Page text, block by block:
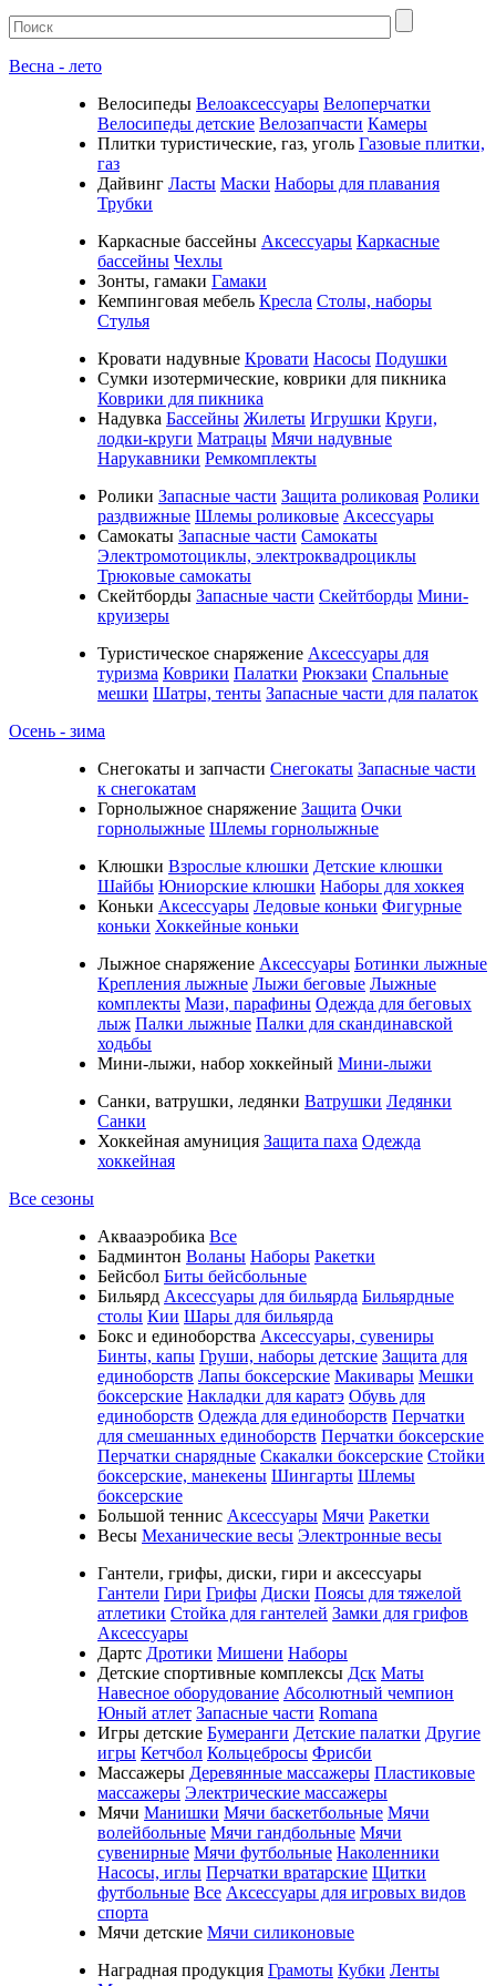
Весна - лето
Велосипеды Велоаксессуары Велоперчатки
Велосипеды детские Велозапчасти Камеры
Плитки туристические, газ, уголь Газовые плитки,
газ
Дайвинг Ласты Маски Наборы для плавания
Трубки
Каркасные бассейны Аксессуары Каркасные
бассейны Чехлы
Зонты, гамаки Гамаки
Кемпинговая мебель Кресла Столы, наборы
Стулья
Кровати надувные Кровати Насосы Подушки
Cумки изотермические, коврики для пикника
Коврики для пикника
Надувка Бассейны Жилеты Игрушки Круги,
лодки-круги Матрацы Мячи надувные
Нарукавники Ремкомплекты
Ролики Запасные части Защита роликовая Ролики
раздвижные Шлемы роликовые Аксессуары
Самокаты Запасные части Самокаты
Электромотоциклы, электроквадроциклы
Трюковые самокаты
Скейтборды Запасные части Скейтборды Мини-
круизеры
Туристическое снаряжение Аксессуары для
туризма Коврики Палатки Рюкзаки Спальные
мешки Шатры, тенты Запасные части для палаток
Осень - зима
Cнегокаты и запчасти Снегокаты Запасные части
к снегокатам
Горнолыжное снаряжение Защита Очки
горнолыжные Шлемы горнолыжные
Клюшки Взрослые клюшки Детские клюшки
Шайбы Юниорские клюшки Наборы для хоккея
Коньки Аксессуары Ледовые коньки Фигурные
коньки Хоккейные коньки
Лыжное снаряжение Аксессуары Ботинки лыжные
Крепления лыжные Лыжи беговые Лыжные
комплекты Мази, парафины Одежда для беговых
лыж Палки лыжные Палки для скандинавской
ходьбы
Мини-лыжи, набор хоккейный Мини-лыжи
Санки, ватрушки, ледянки Ватрушки Ледянки
Санки
Хоккейная амуниция Защита паха Одежда
хоккейная
Все сезоны
Аквааэробика Все
Бадминтон Воланы Наборы Ракетки
Бейсбол Биты бейсбольные
Бильярд Аксессуары для бильярда Бильярдные
столы Кии Шары для бильярда
Бокс и единоборства Аксессуары, сувениры
Бинты, капы Груши, наборы детские Защита для
единоборств Лапы боксерские Макивары Мешки
боксерские Накладки для каратэ Обувь для
единоборств Одежда для единоборств Перчатки
для смешанных единоборств Перчатки боксерские
Перчатки снарядные Скакалки боксерские Стойки
боксерские, манекены Шингарты Шлемы
боксерские
Большой теннис Аксессуары Мячи Ракетки
Весы Механические весы Электронные весы
Гантели, грифы, диски, гири и аксессуары
Гантели Гири Грифы Диски Поясы для тяжелой
атлетики Стойка для гантелей Замки для грифов
Аксессуары
Дартс Дротики Мишени Наборы
Детские спортивные комплексы Дск Маты
Навесное оборудование Абсолютный чемпион
Юный атлет Запасные части Romana
Игры детские Бумеранги Детские палатки Другие
игры Кетчбол Кольцебросы Фрисби
Массажеры Деревянные массажеры Пластиковые
массажеры Электрические массажеры
Мячи Манишки Мячи баскетбольные Мячи
волейбольные Мячи гандбольные Мячи
сувенирные Мячи футбольные Наколенники
Насосы, иглы Перчатки вратарские Щитки
футбольные Все Аксессуары для игровых видов
спорта
Мячи детские Мячи силиконовые
Наградная продукция Грамоты Кубки Ленты